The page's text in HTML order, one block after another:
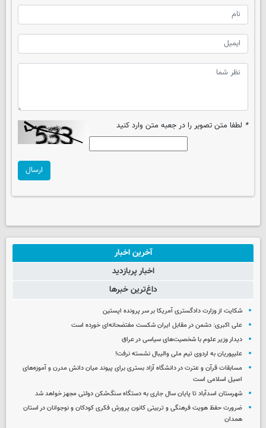
* لطفا متن تصویر را در جعبه متن وارد کنید
ارسال
آخرین اخبار
اخبار پربازدید
داغ‌ترین خبرها
شکایت از وزارت دادگستری آمریکا بر سر پرونده اپستین
علی اکبری: دشمن در مقابل ایران شکست مفتضحانه‌ای خورده است
دیدار وزیر علوم با شخصیت‌های سیاسی در عراق
علیپوریان به اردوی تیم ملی والیبال نشسته نرفت!
مسابقات قرآن و عترت در دانشگاه آزاد بستری برای پیوند میان دانش مدرن و آموزه‌های
اصیل اسلامی است
شهرستان اسدآباد تا پایان سال جاری به دستگاه سنگ‌شکن دولتی مجهز خواهد شد
ضرورت حفظ هویت فرهنگی و تربیتی کانون پرورش فکری کودکان و نوجوانان در استان
همدان